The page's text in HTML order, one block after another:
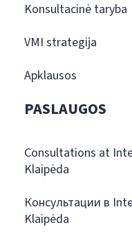
Konsultacinė taryba
VMI strategija
Apklausos
PASLAUGOS
Consultations at
Klaipėda
Консультации в
Klaipėda